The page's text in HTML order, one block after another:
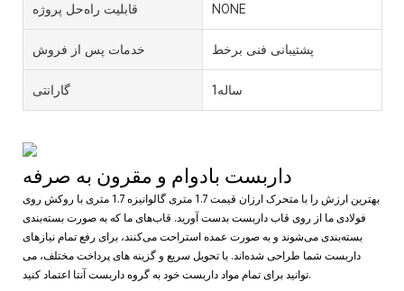
قابلیت راه‌حل پروژه NONE
خدمات پس از فروش پشتیبانی فنی برخط
گارانتی ساله1
بهترین ارزش را با متحرک ارزان قیمت 1.7 متری گالوانیزه 1.7 متری با روکش روی
فولادی ما از روی قاب داربست بدست آورید. قاب‌های ما که به صورت بسته‌بندی
بسته‌بندی می‌شوند و به صورت عمده استراحت می‌کنند، برای رفع تمام نیازهای
داربست شما طراحی شده‌اند. با تحویل سریع و گزینه های پرداخت مختلف، می
توانید برای تمام مواد داربست خود به گروه داربست آنتا اعتماد کنید.